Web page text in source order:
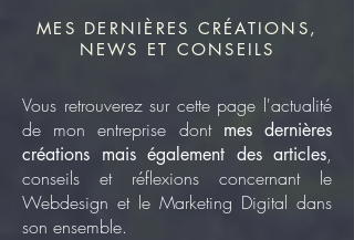
MES DERNIÈRES CRÉATIONS,
NEWS ET CONSEILS
Vous retrouverez sur cette page l'actualité
de mon entreprise dont mes dernières
créations mais également des articles,
conseils et réflexions concernant le
Webdesign et le Marketing Digital dans
son ensemble.